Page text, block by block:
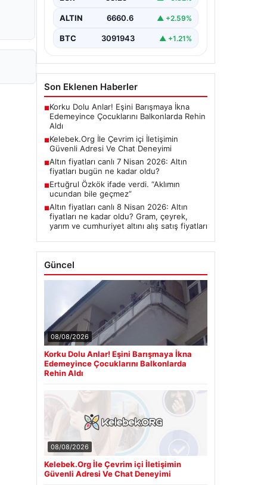
ALTIN 6660.6 ▲ +2.59%
BTC 3091943 ▲ +1.21%
Son Eklenen Haberler
■Korku Dolu Anlar! Eşini Barışmaya İkna
Edemeyince Çocuklarını Balkonlarda Rehin
Aldı
■Kelebek.Org İle Çevrim içi İletişimin
Güvenli Adresi Ve Chat Deneyimi
■Altın fiyatları canlı 7 Nisan 2026: Altın
fiyatları bugün ne kadar oldu?
■Ertuğrul Özkök ifade verdi. “Aklımın
ucundan bile geçmez”
■Altın fiyatları canlı 8 Nisan 2026: Altın
fiyatları ne kadar oldu? Gram, çeyrek,
yarım ve cumhuriyet altını alış satış fiyatları
Güncel
08/08/2026
Korku Dolu Anlar! Eşini Barışmaya İkna
Edemeyince Çocuklarını Balkonlarda
Rehin Aldı
08/08/2026
Kelebek.Org İle Çevrim içi İletişimin
Güvenli Adresi Ve Chat Deneyimi